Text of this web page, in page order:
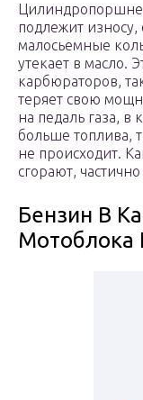
подлежит
малосьемные
утекает в масло.
карбюраторов,
теряет свою
на педаль газа, в
больше топлива,
не происходит.
сгорают,
Бензин В
Мотоблока